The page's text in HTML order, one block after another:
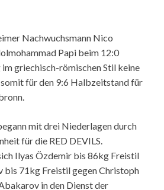
Nachwuchsmann Nico
Papi beim 12:0
griechisch-römischen Stil keine
für den 9:6 Halbzeitstand für
mit drei Niederlagen durch
für die RED DEVILS.
Ilyas Özdemir bis 86kg Freistil
bis 71kg Freistil gegen Christoph
in den Dienst der